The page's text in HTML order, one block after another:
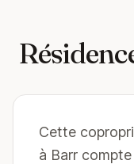
Cette
à Barr